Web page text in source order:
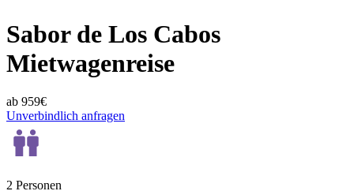
Sabor de Los Cabos
Mietwagenreise
ab 959€
Unverbindlich anfragen
2 Personen